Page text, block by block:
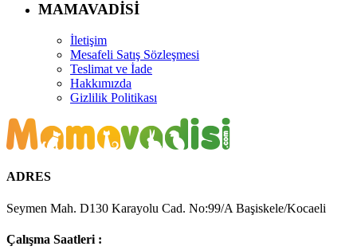
MAMAVADİSİ
İletişim
Mesafeli Satış Sözleşmesi
Teslimat ve İade
Hakkımızda
Gizlilik Politikası
ADRES
Seymen Mah. D130 Karayolu Cad. No:99/A Başiskele/Kocaeli
Çalışma Saatleri :